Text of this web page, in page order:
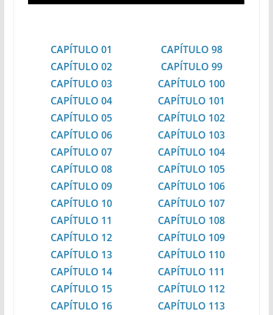
CAPÍTULO 01
CAPÍTULO 02
CAPÍTULO 03
CAPÍTULO 04
CAPÍTULO 05
CAPÍTULO 06
CAPÍTULO 07
CAPÍTULO 08
CAPÍTULO 09
CAPÍTULO 10
CAPÍTULO 11
CAPÍTULO 12
CAPÍTULO 13
CAPÍTULO 14
CAPÍTULO 15
CAPÍTULO 16
CAPÍTULO 98
CAPÍTULO 99
CAPÍTULO 100
CAPÍTULO 101
CAPÍTULO 102
CAPÍTULO 103
CAPÍTULO 104
CAPÍTULO 105
CAPÍTULO 106
CAPÍTULO 107
CAPÍTULO 108
CAPÍTULO 109
CAPÍTULO 110
CAPÍTULO 111
CAPÍTULO 112
CAPÍTULO 113